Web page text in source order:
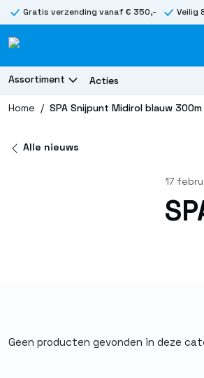
Gratis verzending vanaf € 350,- Veilig
Assortiment Acties
Home / SPA Snijpunt Midirol blauw 300m
Alle nieuws
17
Geen producten gevonden in deze